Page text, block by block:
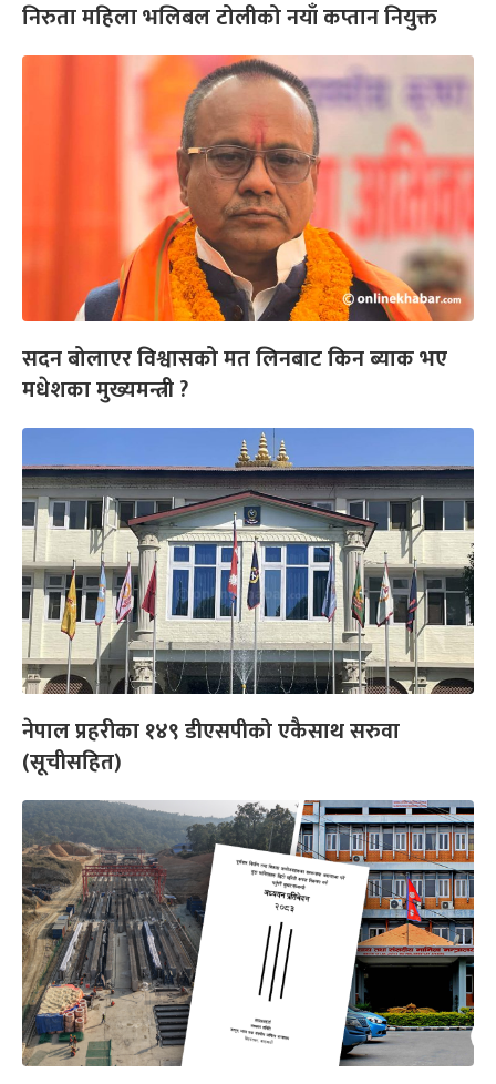
निरुता महिला भलिबल टोलीको नयाँ कप्तान नियुक्त
सदन बोलाएर विश्वासको मत लिनबाट किन ब्याक भए
मधेशका मुख्यमन्त्री ?
नेपाल प्रहरीका १४९ डीएसपीको एकैसाथ सरुवा
(सूचीसहित)